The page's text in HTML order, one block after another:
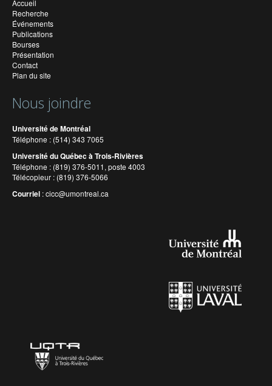
Accueil
Recherche
Événements
Publications
Bourses
Présentation
Contact
Plan du site
Nous joindre
Université de Montréal
Téléphone : (514) 343 7065
Université du Québec à Trois-Rivières
Téléphone : (819) 376-5011, poste 4003
Télécopieur : (819) 376-5066
Courriel :cicc@umontreal.ca